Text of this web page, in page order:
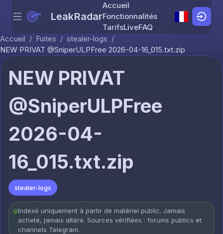
Skip to content
Menu LeakRadar
Accueil
Fonctionnalités
TarifsLiveFAQ
Accueil / Fuites / stealer-logs /
NEW PRIVAT @SniperULPFree 2026-04-16_015.txt.zip
NEW PRIVAT
@SniperULPFree
2026-04-
16_015.txt.zip
stealer-logs
Indexé uniquement à partir de matériel public. Jamais
acheté, jamais altéré. Sources vérifiées : forums publics et
channels Telegram.